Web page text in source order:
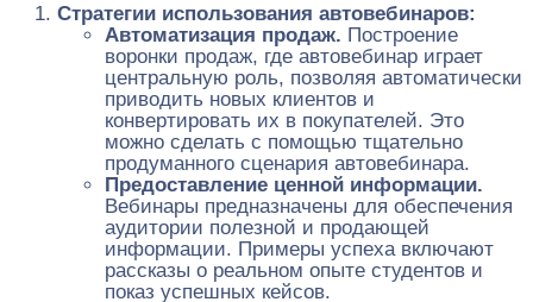
Стратегии использования автовебинаров:
Автоматизация продаж. Построение
воронки продаж, где автовебинар играет
центральную роль, позволяя автоматически
приводить новых клиентов и
конвертировать их в покупателей. Это
можно сделать с помощью тщательно
продуманного сценария автовебинара.
Предоставление ценной информации.
Вебинары предназначены для обеспечения
аудитории полезной и продающей
информации. Примеры успеха включают
рассказы о реальном опыте студентов и
показ успешных кейсов.